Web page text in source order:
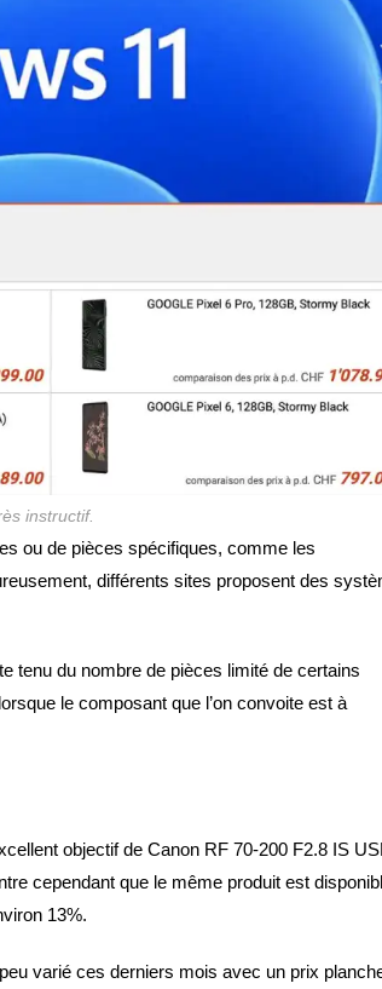
instructif.
ou de pièces spécifiques, comme les
différents sites proposent des
tenu du nombre de pièces limité de certains
le composant que l’on convoite est à
objectif de Canon RF 70-200 F2.8 IS
cependant que le même produit est
13%.
varié ces derniers mois avec un prix